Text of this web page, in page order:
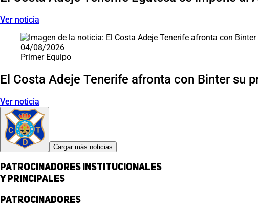
Ver noticia
04/08/2026
Primer Equipo
El Costa Adeje Tenerife afronta con Binter su
Ver noticia
Cargar más noticias
Patrocinadores institucionales
y principales
Patrocinadores